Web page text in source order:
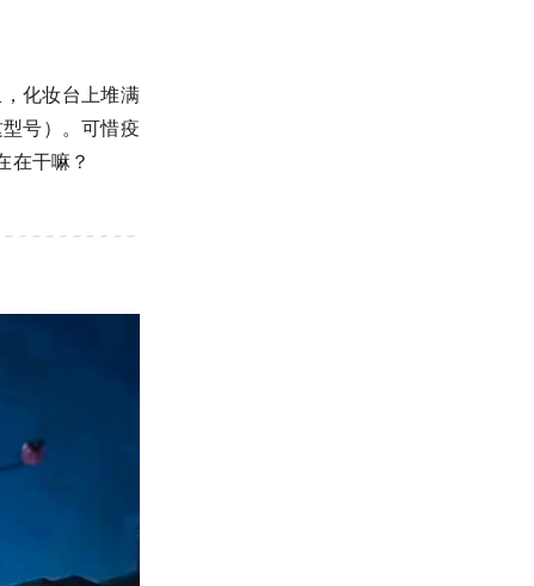
化妆台上堆满
号）。可惜疫
干嘛？